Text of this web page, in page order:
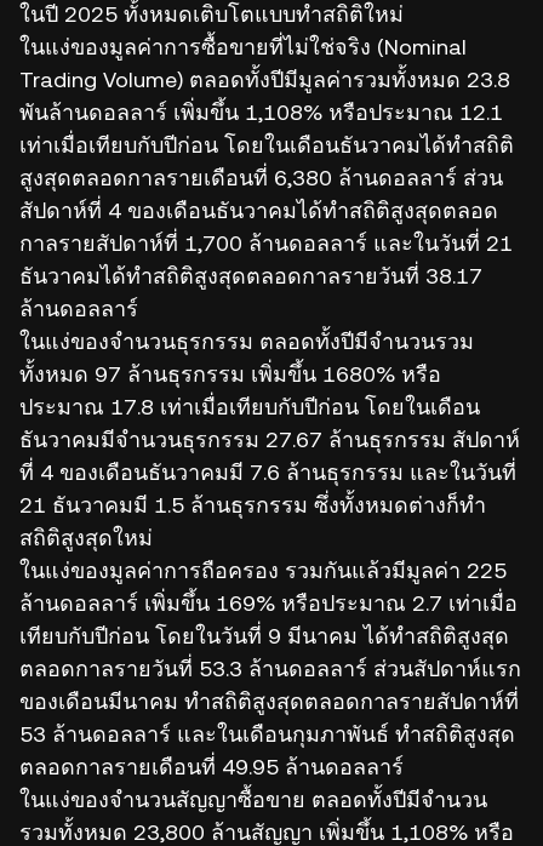
ในปี 2025 ทั้งหมดเติบโตแบบทำสถิติใหม่
ในแง่ของมูลค่าการซื้อขายที่ไม่ใช่จริง (Nominal
Trading Volume) ตลอดทั้งปีมีมูลค่ารวมทั้งหมด 23.8
พันล้านดอลลาร์ เพิ่มขึ้น 1,108% หรือประมาณ 12.1
เท่าเมื่อเทียบกับปีก่อน โดยในเดือนธันวาคมได้ทำสถิติ
สูงสุดตลอดกาลรายเดือนที่ 6,380 ล้านดอลลาร์ ส่วน
สัปดาห์ที่ 4 ของเดือนธันวาคมได้ทำสถิติสูงสุดตลอด
กาลรายสัปดาห์ที่ 1,700 ล้านดอลลาร์ และในวันที่ 21
ธันวาคมได้ทำสถิติสูงสุดตลอดกาลรายวันที่ 38.17
ล้านดอลลาร์
ในแง่ของจำนวนธุรกรรม ตลอดทั้งปีมีจำนวนรวม
ทั้งหมด 97 ล้านธุรกรรม เพิ่มขึ้น 1680% หรือ
ประมาณ 17.8 เท่าเมื่อเทียบกับปีก่อน โดยในเดือน
ธันวาคมมีจำนวนธุรกรรม 27.67 ล้านธุรกรรม สัปดาห์
ที่ 4 ของเดือนธันวาคมมี 7.6 ล้านธุรกรรม และในวันที่
21 ธันวาคมมี 1.5 ล้านธุรกรรม ซึ่งทั้งหมดต่างก็ทำ
สถิติสูงสุดใหม่
ในแง่ของมูลค่าการถือครอง รวมกันแล้วมีมูลค่า 225
ล้านดอลลาร์ เพิ่มขึ้น 169% หรือประมาณ 2.7 เท่าเมื่อ
เทียบกับปีก่อน โดยในวันที่ 9 มีนาคม ได้ทำสถิติสูงสุด
ตลอดกาลรายวันที่ 53.3 ล้านดอลลาร์ ส่วนสัปดาห์แรก
ของเดือนมีนาคม ทำสถิติสูงสุดตลอดกาลรายสัปดาห์ที่
53 ล้านดอลลาร์ และในเดือนกุมภาพันธ์ ทำสถิติสูงสุด
ตลอดกาลรายเดือนที่ 49.95 ล้านดอลลาร์
ในแง่ของจำนวนสัญญาซื้อขาย ตลอดทั้งปีมีจำนวน
รวมทั้งหมด 23,800 ล้านสัญญา เพิ่มขึ้น 1,108% หรือ